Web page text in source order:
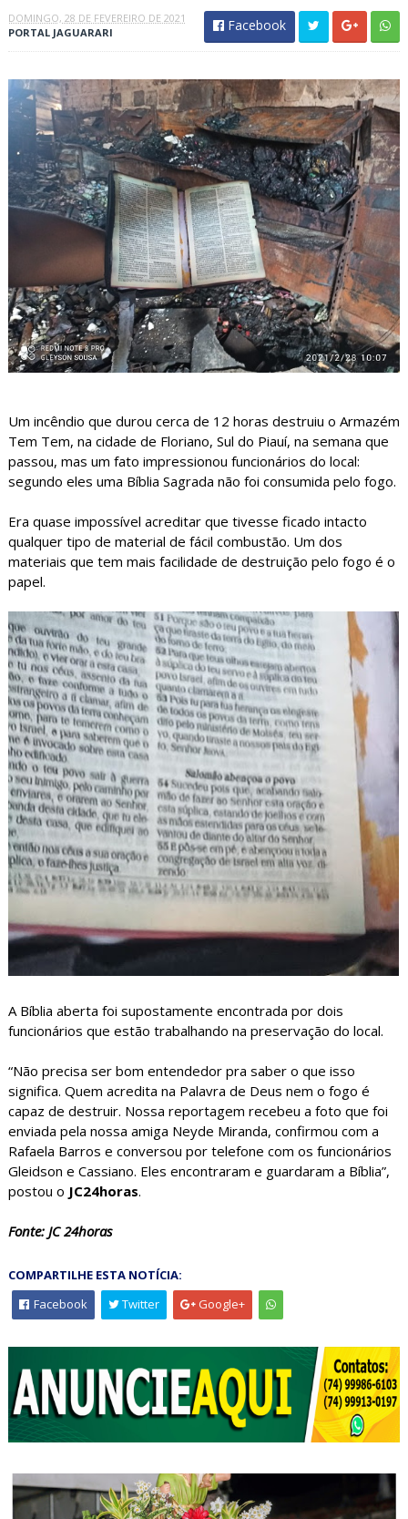
DOMINGO, 28 DE FEVEREIRO DE 2021
PORTAL JAGUARARI
Facebook
Um incêndio que durou cerca de 12 horas destruiu o Armazém
Tem Tem, na cidade de Floriano, Sul do Piauí, na semana que
passou, mas um fato impressionou funcionários do local:
segundo eles uma Bíblia Sagrada não foi consumida pelo fogo.
Era quase impossível acreditar que tivesse ficado intacto
qualquer tipo de material de fácil combustão. Um dos
materiais que tem mais facilidade de destruição pelo fogo é o
papel.
A Bíblia aberta foi supostamente encontrada por dois
funcionários que estão trabalhando na preservação do local.
“Não precisa ser bom entendedor pra saber o que isso
significa. Quem acredita na Palavra de Deus nem o fogo é
capaz de destruir. Nossa reportagem recebeu a foto que foi
enviada pela nossa amiga Neyde Miranda, confirmou com a
Rafaela Barros e conversou por telefone com os funcionários
Gleidson e Cassiano. Eles encontraram e guardaram a Bíblia”,
postou o JC24horas.
Fonte: JC 24horas
COMPARTILHE ESTA NOTÍCIA:
Facebook
Twitter Google+